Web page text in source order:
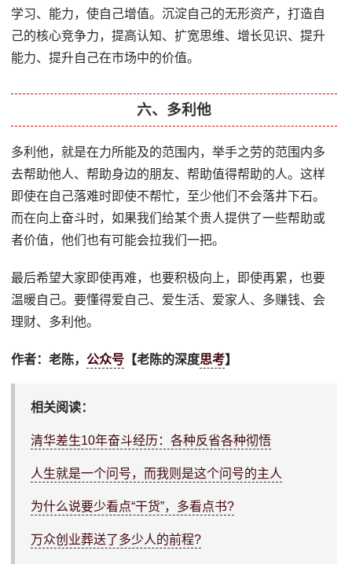
学习、能力，使自己增值。沉淀自己的无形资产，打造自
己的核心竞争力，提高认知、扩宽思维、增长见识、提升
能力、提升自己在市场中的价值。
六、多利他
多利他，就是在力所能及的范围内，举手之劳的范围内多
去帮助他人、帮助身边的朋友、帮助值得帮助的人。这样
即使在自己落难时即使不帮忙，至少他们不会落井下石。
而在向上奋斗时，如果我们给某个贵人提供了一些帮助或
者价值，他们也有可能会拉我们一把。
最后希望大家即使再难，也要积极向上，即使再累，也要
温暖自己。要懂得爱自己、爱生活、爱家人、多赚钱、会
理财、多利他。
作者：老陈，公众号 【老陈的深度思考】
相关阅读：
清华差生10年奋斗经历：各种反省各种彻悟
人生就是一个问号，而我则是这个问号的主人
为什么说要少看点“干货”，多看点书?
万众创业葬送了多少人的前程?